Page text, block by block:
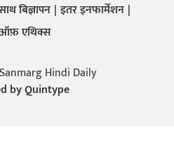
बिज्ञापन इतर इनफार्मेशन
एथिक्स
Hindi Daily
byQuintype